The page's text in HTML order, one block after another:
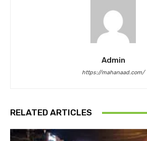
Admin
https://mahanaad.com/
RELATED ARTICLES